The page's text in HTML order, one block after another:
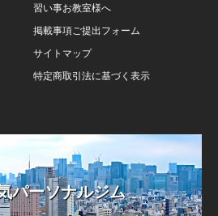
習い事お教室様へ
掲載事項ご提出フォーム
サイトマップ
特定商取引法に基づく表示
パーソナルジム